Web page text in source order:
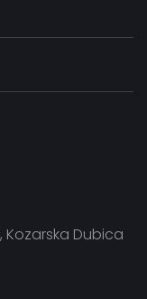
Kozarska Dubica